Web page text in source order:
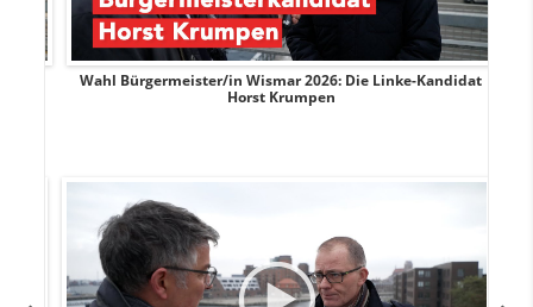
Wahl Bürgermeister/in Wismar 2026: Die Linke-Kandidat
Horst Krumpen